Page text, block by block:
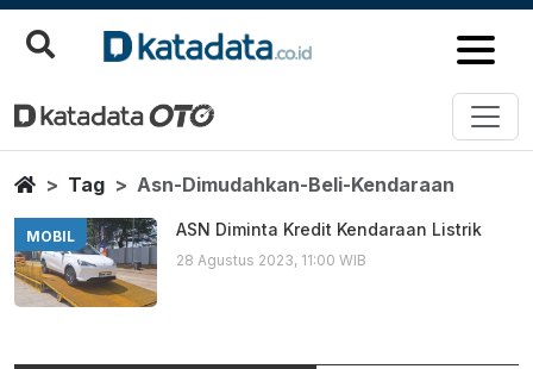
Asn Dimudahkan Beli
Berita Terbaru
HomeTag Asn-Dimudahkan-Beli-Kendaraan
MOBIL ASN Diminta Kredit Kendaraan Listrik
28 Agustus 2023, 11:00 WIB